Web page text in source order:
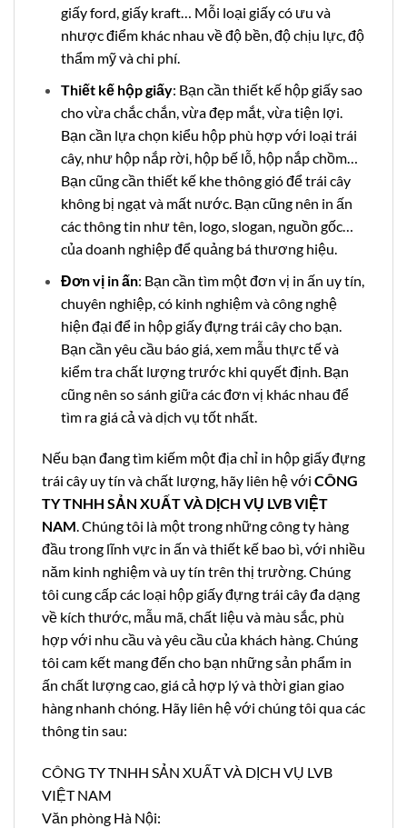
giấy ford, giấy kraft… Mỗi loại giấy có ưu và
nhược điểm khác nhau về độ bền, độ chịu lực, độ
thẩm mỹ và chi phí.
Thiết kế hộp giấy: Bạn cần thiết kế hộp giấy sao
cho vừa chắc chắn, vừa đẹp mắt, vừa tiện lợi.
Bạn cần lựa chọn kiểu hộp phù hợp với loại trái
cây, như hộp nắp rời, hộp bế lỗ, hộp nắp chồm…
Bạn cũng cần thiết kế khe thông gió để trái cây
không bị ngạt và mất nước. Bạn cũng nên in ấn
các thông tin như tên, logo, slogan, nguồn gốc…
của doanh nghiệp để quảng bá thương hiệu.
Đơn vị in ấn: Bạn cần tìm một đơn vị in ấn uy tín,
chuyên nghiệp, có kinh nghiệm và công nghệ
hiện đại để in hộp giấy đựng trái cây cho bạn.
Bạn cần yêu cầu báo giá, xem mẫu thực tế và
kiểm tra chất lượng trước khi quyết định. Bạn
cũng nên so sánh giữa các đơn vị khác nhau để
tìm ra giá cả và dịch vụ tốt nhất.
Nếu bạn đang tìm kiếm một địa chỉ in hộp giấy đựng
trái cây uy tín và chất lượng, hãy liên hệ với CÔNG
TY TNHH SẢN XUẤT VÀ DỊCH VỤ LVB VIỆT
NAM. Chúng tôi là một trong những công ty hàng
đầu trong lĩnh vực in ấn và thiết kế bao bì, với nhiều
năm kinh nghiệm và uy tín trên thị trường. Chúng
tôi cung cấp các loại hộp giấy đựng trái cây đa dạng
về kích thước, mẫu mã, chất liệu và màu sắc, phù
hợp với nhu cầu và yêu cầu của khách hàng. Chúng
tôi cam kết mang đến cho bạn những sản phẩm in
ấn chất lượng cao, giá cả hợp lý và thời gian giao
hàng nhanh chóng. Hãy liên hệ với chúng tôi qua các
thông tin sau:
CÔNG TY TNHH SẢN XUẤT VÀ DỊCH VỤ LVB
VIỆT NAM
Văn phòng Hà Nội: